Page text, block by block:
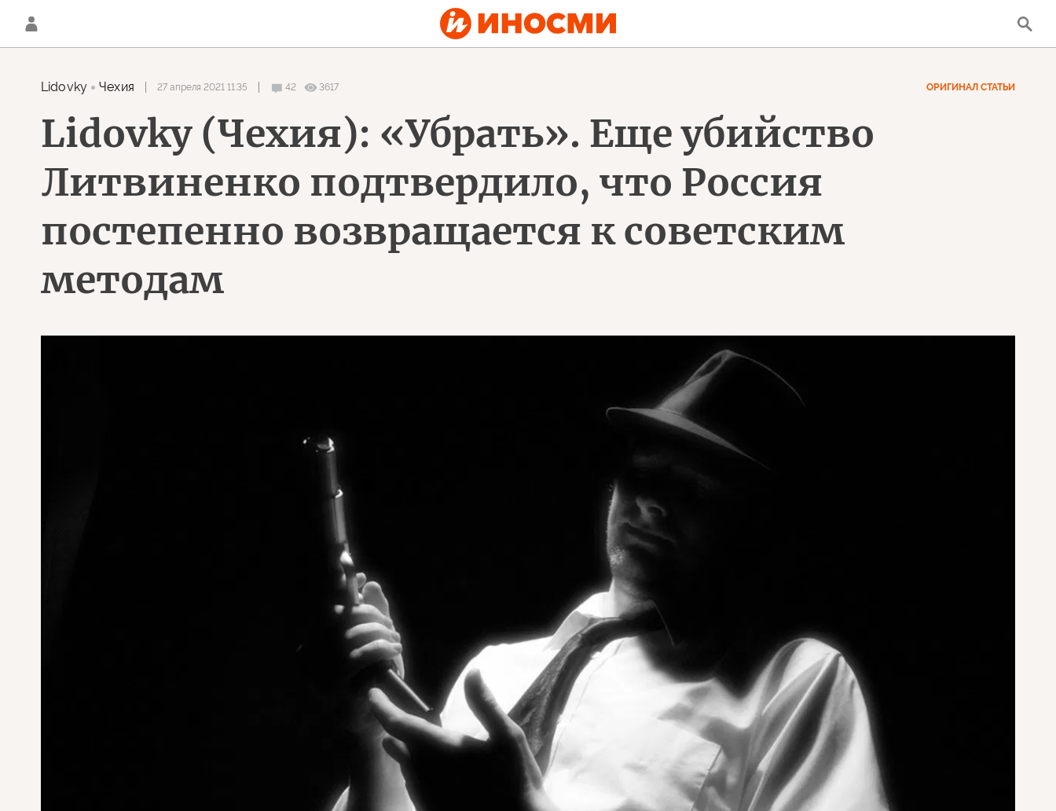
Lidovky Чехия 27 апреля 2021 11:35 42 3617 ОРИГИНАЛ СТАТЬИ
Lidovky (Чехия): «Убрать». Еще убийство
Литвиненко подтвердило, что Россия
постепенно возвращается к советским
методам